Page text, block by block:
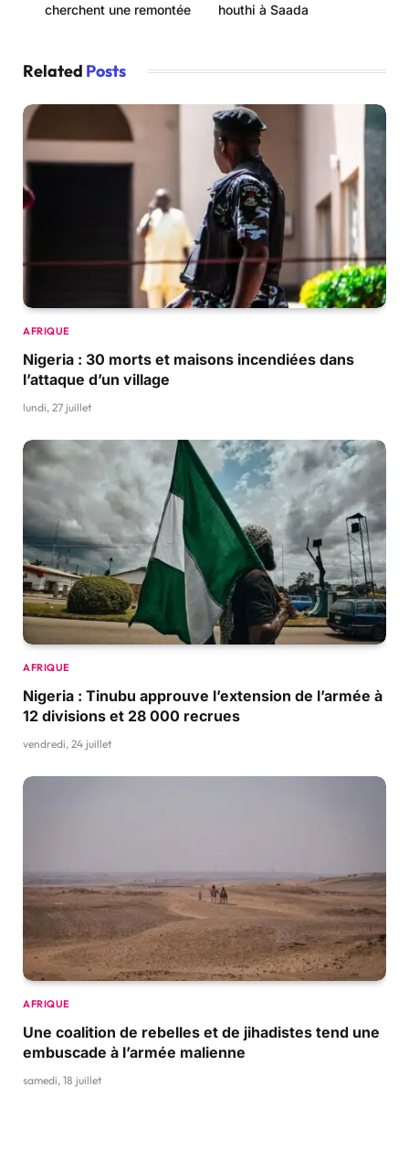
cherchent une remontée
houthi à Saada
Related Posts
AFRIQUE
Nigeria : 30 morts et maisons incendiées dans
l’attaque d’un village
lundi, 27 juillet
AFRIQUE
Nigeria : Tinubu approuve l’extension de l’armée à
12 divisions et 28 000 recrues
vendredi, 24 juillet
AFRIQUE
Une coalition de rebelles et de jihadistes tend une
embuscade à l’armée malienne
samedi, 18 juillet